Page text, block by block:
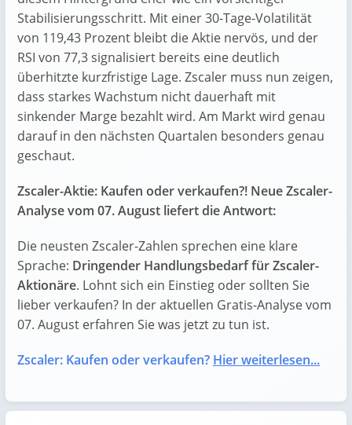
Stabilisierungsschritt. Mit einer 30-Tage-Volatilität
von 119,43 Prozent bleibt die Aktie nervös, und der
RSI von 77,3 signalisiert bereits eine deutlich
überhitzte kurzfristige Lage. Zscaler muss nun zeigen,
dass starkes Wachstum nicht dauerhaft mit
sinkender Marge bezahlt wird. Am Markt wird genau
darauf in den nächsten Quartalen besonders genau
geschaut.
Zscaler-Aktie: Kaufen oder verkaufen?! Neue Zscaler-
Analyse vom 07. August liefert die Antwort:
Die neusten Zscaler-Zahlen sprechen eine klare
Sprache: Dringender Handlungsbedarf für Zscaler-
Aktionäre. Lohnt sich ein Einstieg oder sollten Sie
lieber verkaufen? In der aktuellen Gratis-Analyse vom
07. August erfahren Sie was jetzt zu tun ist.
Zscaler: Kaufen oder verkaufen? Hier weiterlesen...